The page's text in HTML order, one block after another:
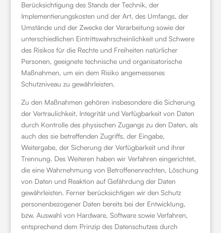
Berücksichtigung des Stands der Technik, der
Implementierungskosten und der Art, des Umfangs, der
Umstände und der Zwecke der Verarbeitung sowie der
unterschiedlichen Eintrittswahrscheinlichkeit und Schwere
des Risikos für die Rechte und Freiheiten natürlicher
Personen, geeignete technische und organisatorische
Maßnahmen, um ein dem Risiko angemessenes
Schutzniveau zu gewährleisten.
Zu den Maßnahmen gehören insbesondere die Sicherung
der Vertraulichkeit, Integrität und Verfügbarkeit von Daten
durch Kontrolle des physischen Zugangs zu den Daten, als
auch des sie betreffenden Zugriffs, der Eingabe,
Weitergabe, der Sicherung der Verfügbarkeit und ihrer
Trennung. Des Weiteren haben wir Verfahren eingerichtet,
die eine Wahrnehmung von Betroffenenrechten, Löschung
von Daten und Reaktion auf Gefährdung der Daten
gewährleisten. Ferner berücksichtigen wir den Schutz
personenbezogener Daten bereits bei der Entwicklung,
bzw. Auswahl von Hardware, Software sowie Verfahren,
entsprechend dem Prinzip des Datenschutzes durch